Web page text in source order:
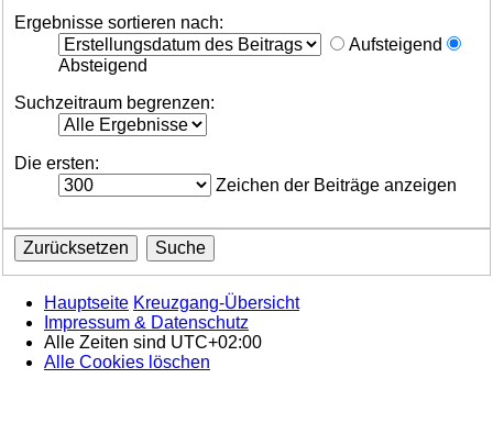
Ergebnisse sortieren nach:
Aufsteigend
Absteigend
Suchzeitraum begrenzen:
Die ersten:
Zeichen der Beiträge anzeigen
Hauptseite Kreuzgang-Übersicht
Impressum & Datenschutz
Alle Zeiten sind UTC+02:00
Alle Cookies löschen